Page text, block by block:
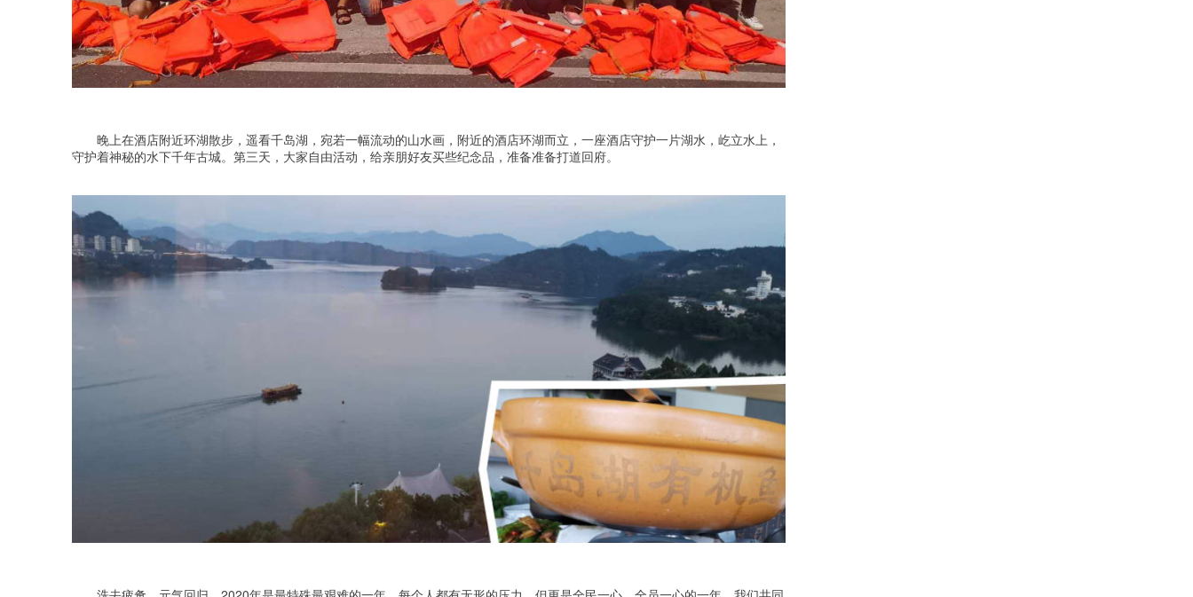
晚上在酒店附近环湖散步，遥看千岛湖，宛若一幅流动的山水画，附近的酒店环湖而立，一座酒店守护一片湖水，屹立水上，
守护着神秘的水下千年古城。第三天，大家自由活动，给亲朋好友买些纪念品，准备准备打道回府。